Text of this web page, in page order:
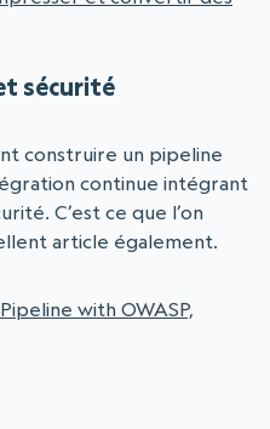
sécurité
construire un pipeline
continue intégrant
C’est ce que l’on
article également.
with OWASP,